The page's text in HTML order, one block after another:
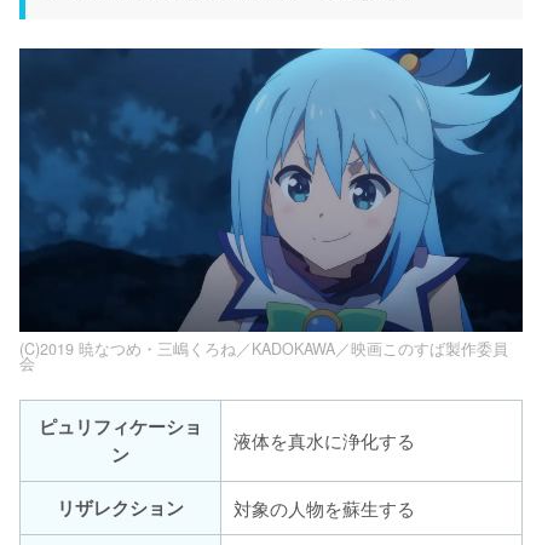
(C)2019 暁なつめ・三嶋くろね／KADOKAWA／映画このすば製作委員
会
ピュリフィケーショ
ン
液体を真水に浄化する
リザレクション 対象の人物を蘇生する